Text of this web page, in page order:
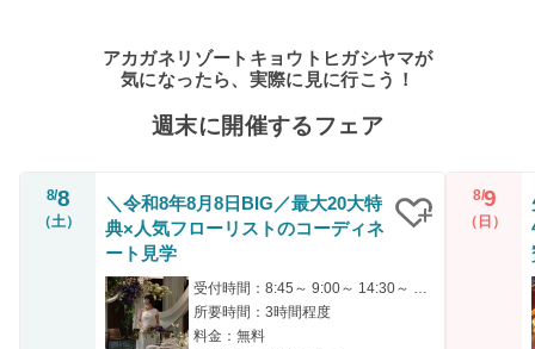
アカガネリゾートキョウトヒガシヤマが
気になったら、実際に見に行こう！
週末に開催するフェア
8/8
（土）
＼令和8年8月8日BIG／最大20大特
典×人気フローリストのコーディネ
ート見学
所要時間：3時間程度
料金：無料
8/9
（日）